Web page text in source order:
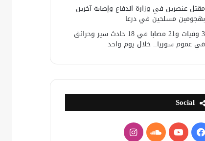
مقتل عنصرين في وزارة الدفاع وإصابة آخرين
بهجومين مسلحين في درعا
3 وفيات و21 مصابا في 18 حادث سير وحرائق
في عموم سوريا.. خلال يوم واحد
Social
فيسبوكيوتيوبساوندانستقرام